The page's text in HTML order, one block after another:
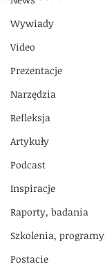
Wywiady
Video
Prezentacje
Narzędzia
Refleksja
Artykuły
Podcast
Inspiracje
Raporty, badania
Szkolenia,
Postacie